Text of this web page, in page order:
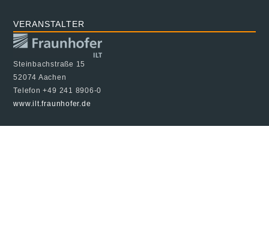
VERANSTALTER
Steinbachstraße 15
52074 Aachen
Telefon +49 241 8906-0
www.ilt.fraunhofer.de